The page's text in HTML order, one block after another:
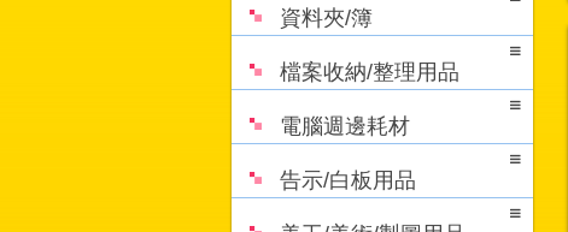
資料夾/簿
檔案收納/整理用品
電腦週邊耗材
告示/白板用品